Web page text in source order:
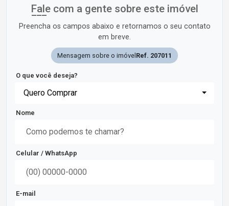
Fale com a gente sobre este imóvel
Preencha os campos abaixo e retornamos o seu contato
em breve.
Mensagem sobre o imóvel Ref. 207011
O que você deseja?
Quero Comprar
Nome
Celular / WhatsApp
E-mail